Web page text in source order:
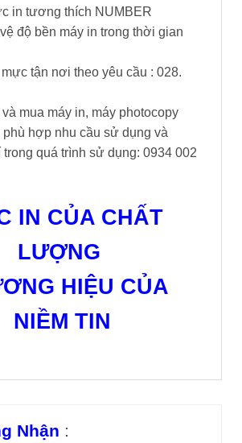
in tương thích NUMBER
độ bền máy in trong thời gian
tận nơi theo yêu cầu : 028.
mua máy in, máy photocopy
phù hợp nhu cầu sử dụng và
quá trình sử dụng: 0934 002
IN CỦA CHẤT
LƯỢNG
HIỆU CỦA
NIỀM TIN
Nhận :